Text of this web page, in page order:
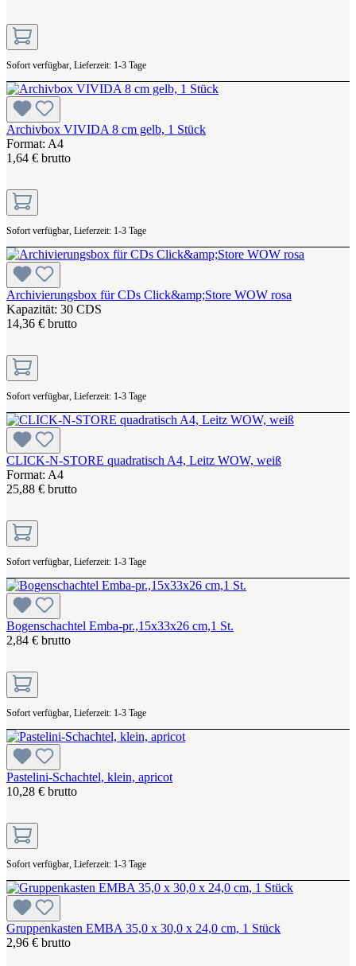
Sofort verfügbar, Lieferzeit: 1-3 Tage
Archivbox VIVIDA 8 cm gelb, 1 Stück
Format: A4
1,64 € brutto
Sofort verfügbar, Lieferzeit: 1-3 Tage
Archivierungsbox für CDs Click&amp;Store WOW rosa
Kapazität: 30 CDS
14,36 € brutto
Sofort verfügbar, Lieferzeit: 1-3 Tage
CLICK-N-STORE quadratisch A4, Leitz WOW, weiß
Format: A4
25,88 € brutto
Sofort verfügbar, Lieferzeit: 1-3 Tage
Bogenschachtel Emba-pr.,15x33x26 cm,1 St.
2,84 € brutto
Sofort verfügbar, Lieferzeit: 1-3 Tage
Pastelini-Schachtel, klein, apricot
10,28 € brutto
Sofort verfügbar, Lieferzeit: 1-3 Tage
Gruppenkasten EMBA 35,0 x 30,0 x 24,0 cm, 1 Stück
2,96 € brutto